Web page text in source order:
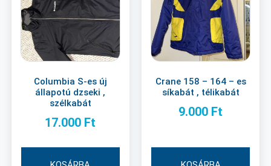
Columbia S-es új
állapotú dzseki ,
szélkabát
17.000 Ft
Crane 158 – 164 – es
síkabát , télikabát
9.000 Ft